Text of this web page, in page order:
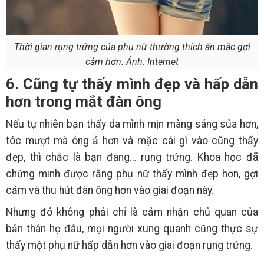
Thời gian rụng trứng của phụ nữ thường thích ăn mặc gợi
cảm hơn. Ảnh: Internet
6. Cũng tự thấy mình đẹp và hấp dẫn
hơn trong mắt đàn ông
Nếu tự nhiên bạn thấy da mình mịn màng sáng sủa hơn,
tóc mượt mà óng ả hơn và mặc cái gì vào cũng thấy
đẹp, thì chắc là bạn đang… rụng trứng. Khoa học đã
chứng minh được rằng phụ nữ thấy mình đẹp hơn, gợi
cảm và thu hút đàn ông hơn vào giai đoạn này.
Nhưng đó không phải chỉ là cảm nhận chủ quan của
bản thân họ đâu, mọi người xung quanh cũng thực sự
thấy một phụ nữ hấp dẫn hơn vào giai đoạn rụng trứng.